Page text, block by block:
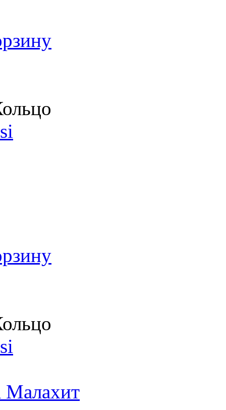
Малахит